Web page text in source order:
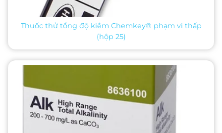
Thuốc thử tổng độ kiềm Chemkey® phạm vi thấp
(hộp 25)